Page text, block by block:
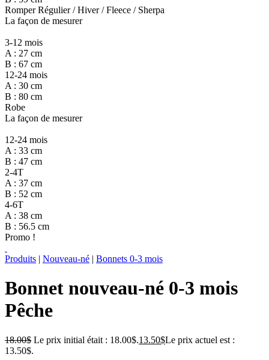
Romper Régulier / Hiver / Fleece / Sherpa
La façon de mesurer
3-12 mois
A : 27 cm
B : 67 cm
12-24 mois
A : 30 cm
B : 80 cm
Robe
La façon de mesurer
12-24 mois
A : 33 cm
B : 47 cm
2-4T
A : 37 cm
B : 52 cm
4-6T
A : 38 cm
B : 56.5 cm
Promo !
Produits | Nouveau-né | Bonnets 0-3 mois
Bonnet nouveau-né 0-3 mois
Pêche
18.00$ Le prix initial était : 18.00$.13.50$Le prix actuel est :
13.50$.